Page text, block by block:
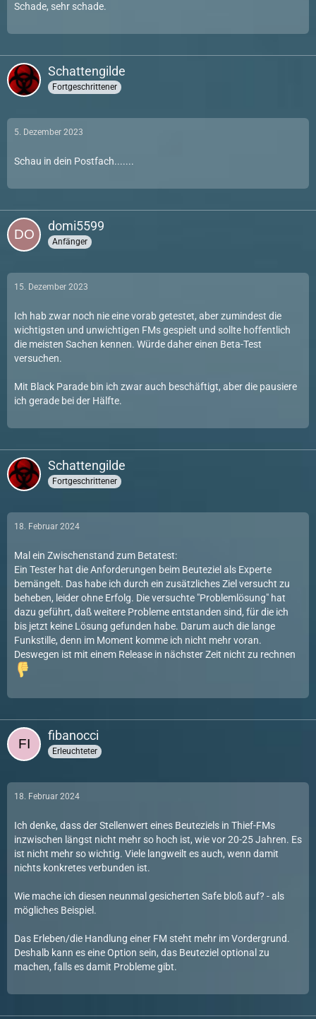
Schade, sehr schade.
Schattengilde
Fortgeschrittener
5. Dezember 2023
Schau in dein Postfach.......
domi5599
Anfänger
15. Dezember 2023
Ich hab zwar noch nie eine vorab getestet, aber zumindest die
wichtigsten und unwichtigen FMs gespielt und sollte hoffentlich
die meisten Sachen kennen. Würde daher einen Beta-Test
versuchen.
Mit Black Parade bin ich zwar auch beschäftigt, aber die pausiere
ich gerade bei der Hälfte.
Schattengilde
Fortgeschrittener
18. Februar 2024
Mal ein Zwischenstand zum Betatest:
Ein Tester hat die Anforderungen beim Beuteziel als Experte
bemängelt. Das habe ich durch ein zusätzliches Ziel versucht zu
beheben, leider ohne Erfolg. Die versuchte "Problemlösung" hat
dazu geführt, daß weitere Probleme entstanden sind, für die ich
bis jetzt keine Lösung gefunden habe. Darum auch die lange
Funkstille, denn im Moment komme ich nicht mehr voran.
Deswegen ist mit einem Release in nächster Zeit nicht zu rechnen
fibanocci
Erleuchteter
18. Februar 2024
Ich denke, dass der Stellenwert eines Beuteziels in Thief-FMs
inzwischen längst nicht mehr so hoch ist, wie vor 20-25 Jahren. Es
ist nicht mehr so wichtig. Viele langweilt es auch, wenn damit
nichts konkretes verbunden ist.
Wie mache ich diesen neunmal gesicherten Safe bloß auf? - als
mögliches Beispiel.
Das Erleben/die Handlung einer FM steht mehr im Vordergrund.
Deshalb kann es eine Option sein, das Beuteziel optional zu
machen, falls es damit Probleme gibt.